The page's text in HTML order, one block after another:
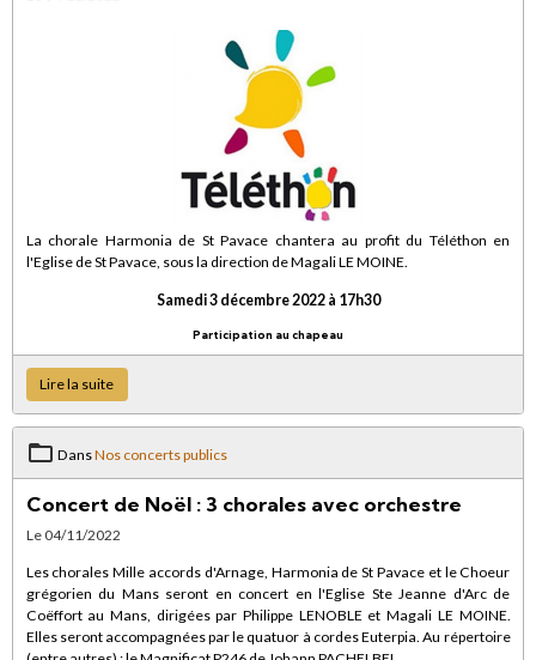
La chorale Harmonia de St Pavace chantera au profit du Téléthon en
l'Eglise de St Pavace, sous la direction de Magali LE MOINE.
Samedi 3 décembre 2022 à 17h30
Participation au chapeau
Lire la suite
DansNos concerts publics
Concert de Noël : 3 chorales avec orchestre
Le 04/11/2022
Les chorales Mille accords d'Arnage, Harmonia de St Pavace et le Choeur
grégorien du Mans seront en concert en l'Eglise Ste Jeanne d'Arc de
Coëffort au Mans, dirigées par Philippe LENOBLE et Magali LE MOINE.
Elles seront accompagnées par le quatuor à cordes Euterpia. Au répertoire